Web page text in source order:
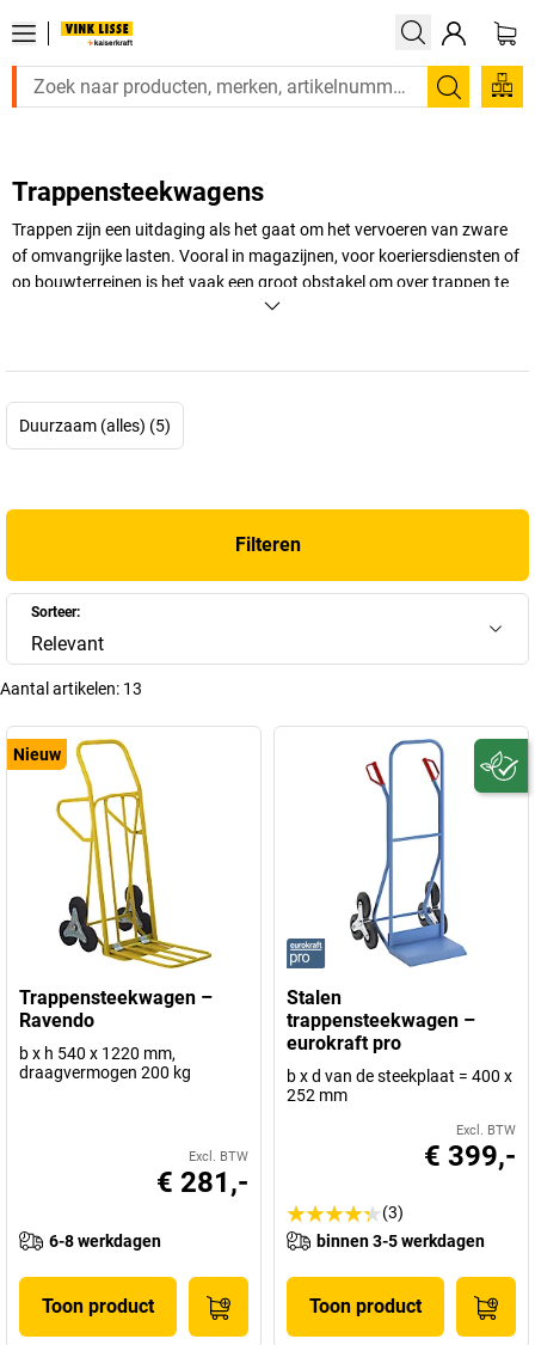
Zoeken
Trappensteekwagens
Trappen zijn een uitdaging als het gaat om het vervoeren van zware
of omvangrijke lasten. Vooral in magazijnen, voor koeriersdiensten of
op bouwterreinen is het vaak een groot obstakel om over trappen te
trappensteekwagenbiedt de ideale oplossing om
trappensteekwagens
trappensteekwagen koopt, profiteer u niet alleen van meer
Meer weergeven
Duurzaam (alles) (5)
Filteren
Sorteer:
Relevant
Aantal artikelen: 13
Nieuw
Trappensteekwagen –
Ravendo
b x h 540 x 1220 mm,
draagvermogen 200 kg
Excl. BTW
€ 281,-
6-8 werkdagen
Toon product
Stalen
trappensteekwagen –
eurokraft pro
b x d van de steekplaat = 400 x
252 mm
Excl. BTW
€ 399,-
(3)
binnen 3-5 werkdagen
Toon product